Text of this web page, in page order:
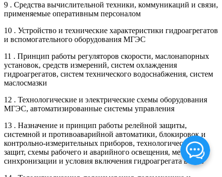
9 . Средства вычислительной техники, коммуникаций и связи,
применяемые оперативным персоналом
10 . Устройство и технические характеристики гидроагрегатов
и вспомогательного оборудования МГЭС
11 . Принцип работы регуляторов скорости, маслонапорных
установок, средств измерений, систем охлаждения
гидроагрегатов, систем технического водоснабжения, систем
маслосмазки
12 . Технологические и электрические схемы оборудования
МГЭС, автоматизированные системы управления
13 . Назначение и принцип работы релейной защиты,
системной и противоаварийной автоматики, блокировок и
контрольно-измерительных приборов, технологических
защит, схемы рабочего и аварийного освещения, методы
синхронизации и условия включения гидроагрегата в сеть